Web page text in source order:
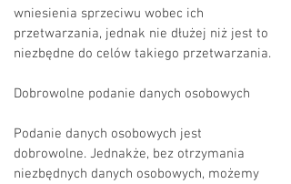
wniesienia sprzeciwu wobec ich
przetwarzania, jednak nie dłużej niż jest to
niezbędne do celów takiego przetwarzania.
Dobrowolne podanie danych osobowych
Podanie danych osobowych jest
dobrowolne. Jednakże, bez otrzymania
niezbędnych danych osobowych, możemy